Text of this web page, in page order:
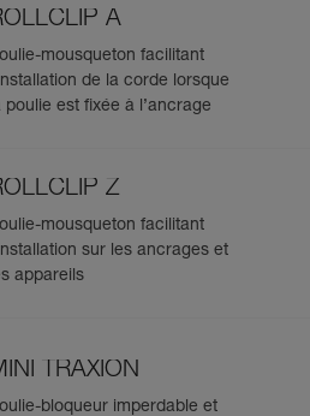
A
mousqueton facilitant
de la corde lorsque
poulie est fixée à l’ancrage
Z
mousqueton facilitant
sur les ancrages et
appareils
TRAXION
bloqueur imperdable et